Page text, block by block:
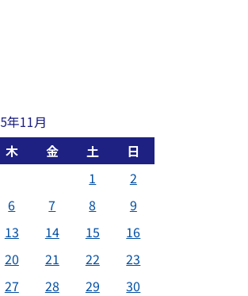
年11月
木 金 土
日
1
2
6 7 8
9
13 14 15
16
20 21 22
23
27 28 29
30